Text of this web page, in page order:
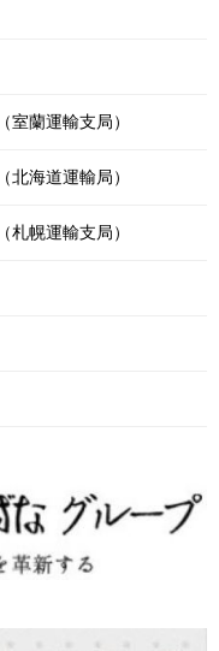
蘭運輸支局）
海道運輸局）
幌運輸支局）